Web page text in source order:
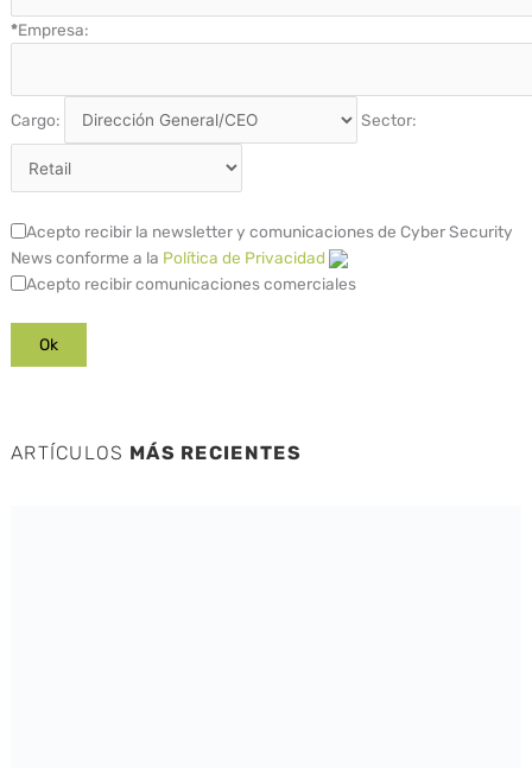
*Empresa:
Cargo: Sector:
Acepto recibir la newsletter y comunicaciones de Cyber Security
News conforme a la Política de Privacidad
Acepto recibir comunicaciones comerciales
ARTÍCULOS MÁS RECIENTES